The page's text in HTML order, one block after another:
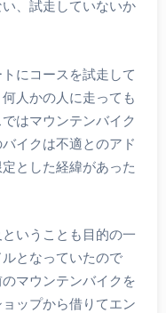
、試走していないか
にコースを試走して
人かの人に走っても
はマウンテンバイク
イクは不適とのアド
とした経緯があった
いうことも目的の一
となっていたので
マウンテンバイクを
ップから借りてエン